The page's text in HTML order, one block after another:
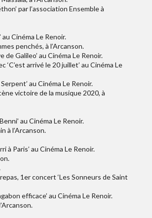
par l’association Ensemble à
Cinéma Le Renoir.
penchés, à l’Arcanson.
Galileo’ au Cinéma Le Renoir.
arrivé le 20 juillet’ au Cinéma Le
au Cinéma Le Renoir.
victoire de la musique 2020, à
au Cinéma Le Renoir.
à l’Arcanson.
à Paris’ au Cinéma Le Renoir.
1er concert ‘Les Sonneurs de Saint
efficace’ au Cinéma Le Renoir.